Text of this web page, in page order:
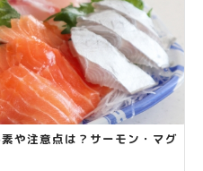
や注意点は？サーモン・マグ